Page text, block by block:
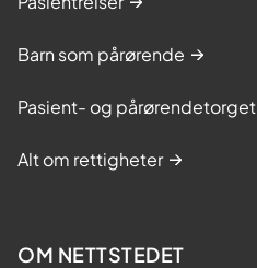
Barn som pårørende
Pasient- og pårørendetorget
Alt om rettigheter
OM NETTSTEDET